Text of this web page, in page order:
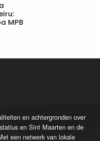
MPB
en achtergronden over
en Sint Maarten en de
een netwerk van lokale